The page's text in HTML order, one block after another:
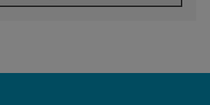
XIV visitará el Santuario de la Madre